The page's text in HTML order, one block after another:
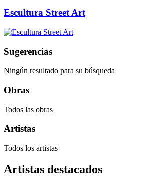
Escultura Street Art
Sugerencias
Ningún resultado para su búsqueda
Obras
Todos las obras
Artistas
Todos los artistas
Artistas destacados